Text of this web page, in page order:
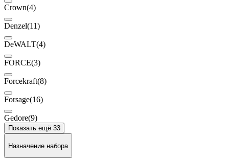
Crown(4)
Denzel(11)
DeWALT(4)
FORCE(3)
Forcekraft(8)
Forsage(16)
Gedore(9)
Показать ещё 33
Назначение набора